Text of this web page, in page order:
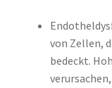
von Zellen,
bedeckt.